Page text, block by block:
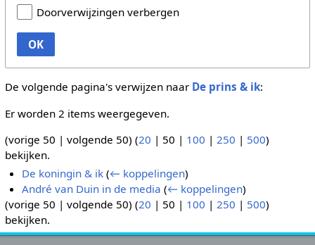
Doorverwijzingen verbergen
OK
De volgende pagina's verwijzen naar De prins & ik:
Er worden 2 items weergegeven.
(vorige 50 | volgende 50) (20 | 50 | 100 | 250 | 500)
bekijken.
De koningin & ik (← koppelingen)
André van Duin in de media (← koppelingen)
(vorige 50 | volgende 50) (20 | 50 | 100 | 250 | 500)
bekijken.